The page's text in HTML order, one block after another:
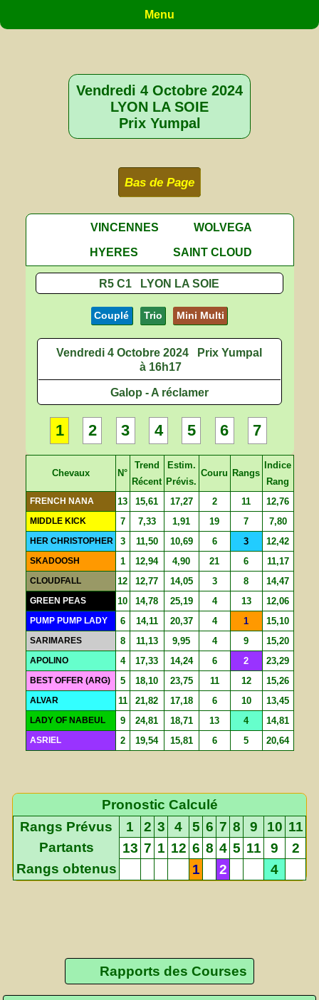
Menu
Vendredi 4 Octobre 2024
LYON LA SOIE
Prix Yumpal
Bas de Page
VINCENNES
WOLVEGA
HYERES
SAINT CLOUD
R5 C1 LYON LA SOIE
Couplé Trio Mini Multi
Vendredi 4 Octobre 2024
Prix Yumpal
à 16h17
Galop - A réclamer
1 2 3 4 5 6 7
Chevaux N°
Trend
Récent
Estim.
Prévis.
Couru Rangs
Indice
Rang
FRENCH NANA 13 15,61 17,27 2 11 12,76
MIDDLE KICK 7 7,33 1,91 19 7 7,80
HER CHRISTOPHER 3 11,50 10,69 6 3 12,42
SKADOOSH 1 12,94 4,90 21 6 11,17
CLOUDFALL 12 12,77 14,05 3 8 14,47
GREEN PEAS 10 14,78 25,19 4 13 12,06
PUMP PUMP LADY 6 14,11 20,37 4 1 15,10
SARIMARES 8 11,13 9,95 4 9 15,20
APOLINO 4 17,33 14,24 6 2 23,29
BEST OFFER (ARG) 5 18,10 23,75 11 12 15,26
ALVAR 11 21,82 17,18 6 10 13,45
LADY OF NABEUL 9 24,81 18,71 13 4 14,81
ASRIEL 2 19,54 15,81 6 5 20,64
Pronostic Calculé
Rangs Prévus
1 2 3 4 5 6 7 8 9 10 11
Partants
13 7 1 12 6 8 4 5 11 9
2
Rangs obtenus
1 2 4
Rapports des Courses